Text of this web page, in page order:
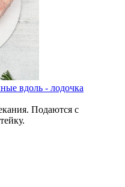
вдоль - лодочка
Подаются с